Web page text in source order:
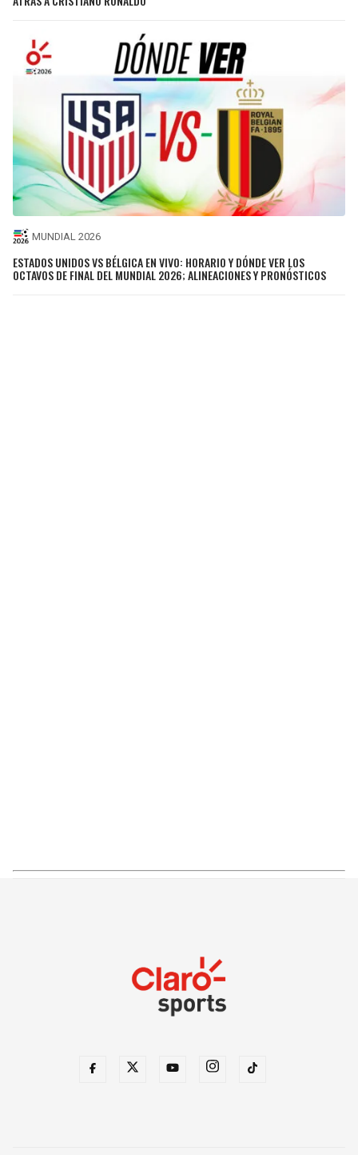
MUNDIAL 2026
ESTADOS UNIDOS VS BÉLGICA EN VIVO: HORARIO Y DÓNDE VER LOS
OCTAVOS DE FINAL DEL MUNDIAL 2026; ALINEACIONES Y PRONÓSTICOS